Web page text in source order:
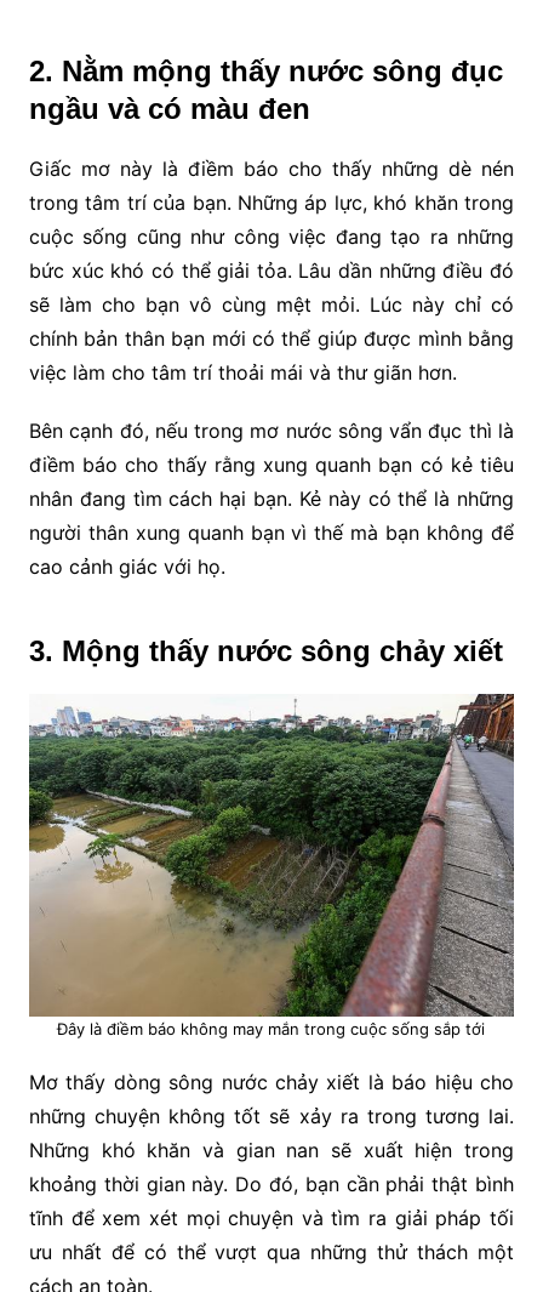
2. Nằm mộng thấy nước sông đục
ngầu và có màu đen
Giấc mơ này là điềm báo cho thấy những dè nén
trong tâm trí của bạn. Những áp lực, khó khăn trong
cuộc sống cũng như công việc đang tạo ra những
bức xúc khó có thể giải tỏa. Lâu dần những điều đó
sẽ làm cho bạn vô cùng mệt mỏi. Lúc này chỉ có
chính bản thân bạn mới có thể giúp được mình bằng
việc làm cho tâm trí thoải mái và thư giãn hơn.
Bên cạnh đó, nếu trong mơ nước sông vẩn đục thì là
điềm báo cho thấy rằng xung quanh bạn có kẻ tiêu
nhân đang tìm cách hại bạn. Kẻ này có thể là những
người thân xung quanh bạn vì thế mà bạn không để
cao cảnh giác với họ.
3. Mộng thấy nước sông chảy xiết
Đây là điềm báo không may mắn trong cuộc sống sắp tới
Mơ thấy dòng sông nước chảy xiết là báo hiệu cho
những chuyện không tốt sẽ xảy ra trong tương lai.
Những khó khăn và gian nan sẽ xuất hiện trong
khoảng thời gian này. Do đó, bạn cần phải thật bình
tĩnh để xem xét mọi chuyện và tìm ra giải pháp tối
ưu nhất để có thể vượt qua những thử thách một
cách an toàn.